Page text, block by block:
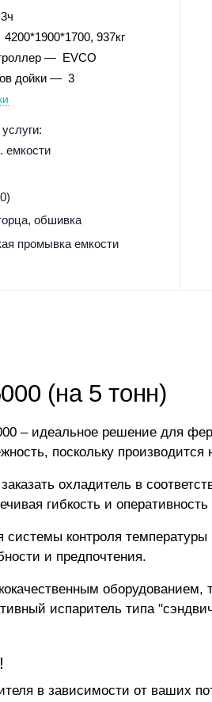
4200*1900*1700, 937кг
EVCO
дойки
3
емкости
обшивка
промывка емкости
(на 5 тонн)
– идеальное решение для
поскольку производится
охладитель в
гибкость и оперативность
контроля
и предпочтения.
оборудованием,
испаритель типа
в зависимости от ваших